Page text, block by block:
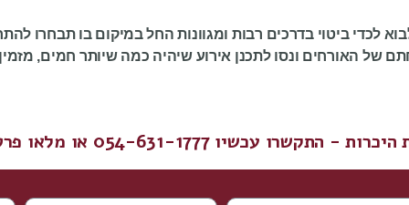
לכדי ביטוי בדרכים רבות ומגוונות החל במיקום בו תבחרו
של האורחים ונסו לתכנן אירוע שיהיה כמה שיותר חמים,
054-631-1777 או מלאו פרטים ונחזור אליכם